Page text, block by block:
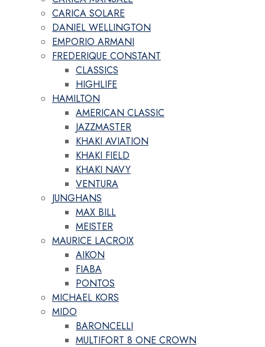
CARICA SOLARE
DANIEL WELLINGTON
EMPORIO ARMANI
FREDERIQUE CONSTANT
CLASSICS
HIGHLIFE
HAMILTON
AMERICAN CLASSIC
JAZZMASTER
KHAKI AVIATION
KHAKI FIELD
KHAKI NAVY
VENTURA
JUNGHANS
MAX BILL
MEISTER
MAURICE LACROIX
AIKON
FIABA
PONTOS
MICHAEL KORS
MIDO
BARONCELLI
MULTIFORT 8 ONE CROWN